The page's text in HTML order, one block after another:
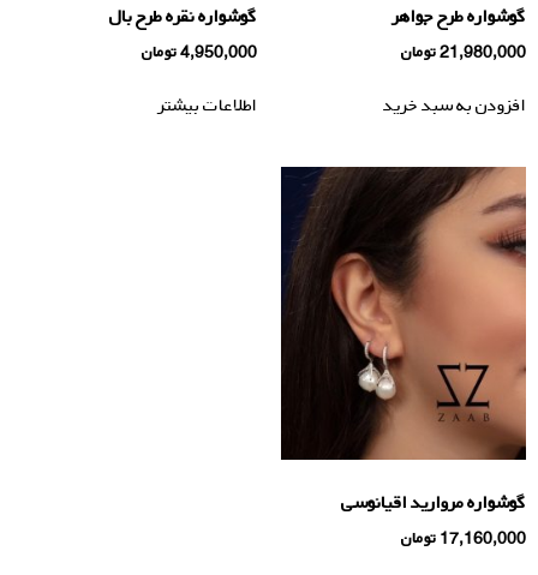
گوشواره طرح جواهر
21,980,000تومان
افزودن به سبد خرید
گوشواره نقره طرح بال
4,950,000تومان
اطلاعات بیشتر
گوشواره مروارید اقیانوسی
17,160,000 تومان